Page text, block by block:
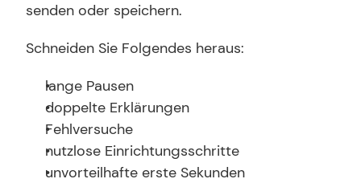
senden oder speichern.
Schneiden Sie Folgendes heraus:
lange Pausen
doppelte Erklärungen
Fehlversuche
nutzlose Einrichtungsschritte
unvorteilhafte erste Sekunden